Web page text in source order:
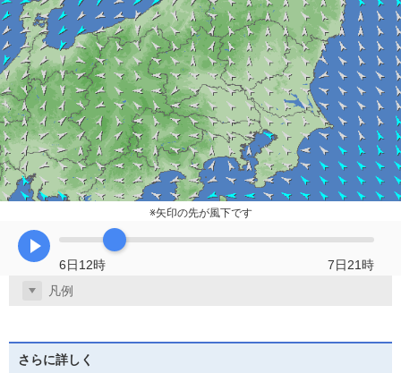
※矢印の先が風下です
再生
6日12時
7日21時
凡例
さらに詳しく